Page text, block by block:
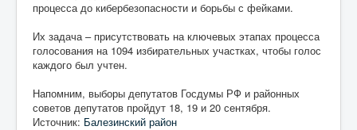
процесса до кибербезопасности и борьбы с фейками.
Их задача – присутствовать на ключевых этапах процесса
голосования на 1094 избирательных участках, чтобы голос
каждого был учтен.
Напомним, выборы депутатов Госдумы РФ и районных
советов депутатов пройдут 18, 19 и 20 сентября.
Источник: Балезинский район